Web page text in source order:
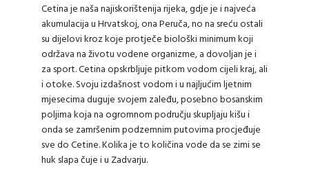
Cetina je naša najiskorištenija rijeka, gdje je i najveća
akumulacija u Hrvatskoj, ona Peruča, no na sreću ostali
su dijelovi kroz koje protječe biološki minimum koji
održava na životu vodene organizme, a dovoljan je i
za sport. Cetina opskrbljuje pitkom vodom cijeli kraj, ali
i otoke. Svoju izdašnost vodom i u najljućim ljetnim
mjesecima duguje svojem zaleđu, posebno bosanskim
poljima koja na ogromnom području skupljaju kišu i
onda se zamršenim podzemnim putovima procjeđuje
sve do Cetine. Kolika je to količina vode da se zimi se
huk slapa čuje i u Zadvarju.